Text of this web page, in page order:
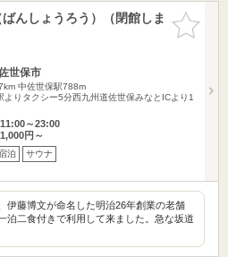
お気に入
りに追加
んしょうろう）（閉館しま
世保市
中佐世保駅788m
よりタクシー5分西九州道佐世保みなとICより1
～23:00
円～
泊 サウナ
伊藤博文が命名した明治26年創業の老舗
泊二食付きで利用して来ました。急な坂道